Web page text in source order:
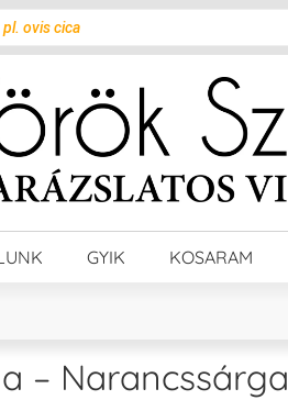
GYIK KOSARAM
– Narancssárga